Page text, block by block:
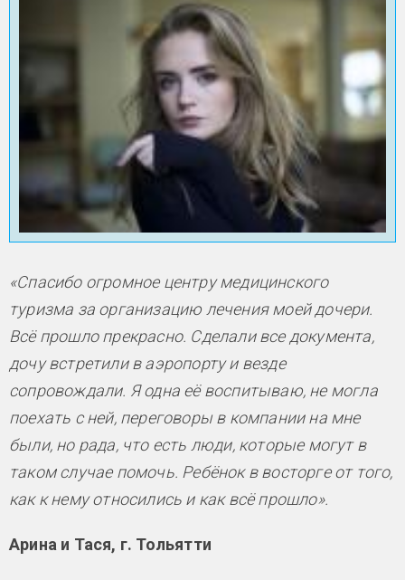
«Спасибо огромное центру медицинского
туризма за организацию лечения моей дочери.
Всё прошло прекрасно. Сделали все документа,
дочу встретили в аэропорту и везде
сопровождали. Я одна её воспитываю, не могла
поехать с ней, переговоры в компании на мне
были, но рада, что есть люди, которые могут в
таком случае помочь. Ребёнок в восторге от того,
как к нему относились и как всё прошло».
Арина и Тася, г. Тольятти